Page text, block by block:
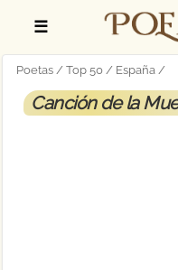
☰
Poetas Top 50 España
Canción de la